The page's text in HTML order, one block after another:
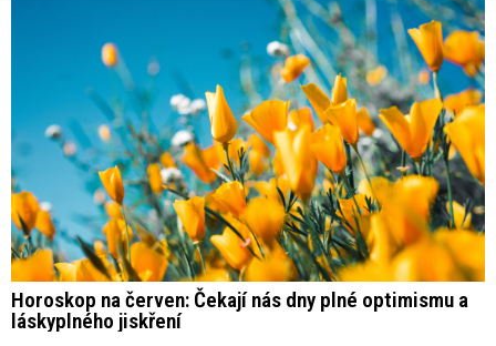
Horoskop na červen: Čekají nás dny plné optimismu a
láskyplného jiskření